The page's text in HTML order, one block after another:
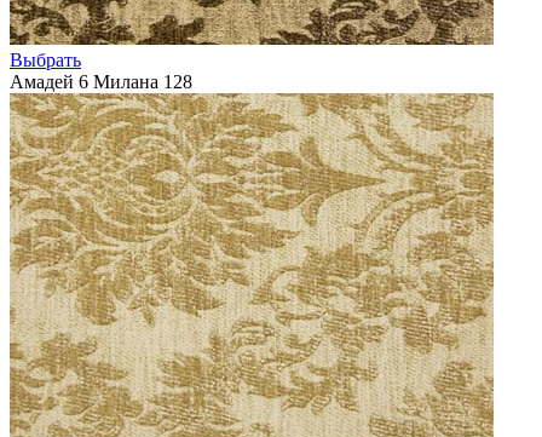
Выбрать
Амадей 6 Милана 128